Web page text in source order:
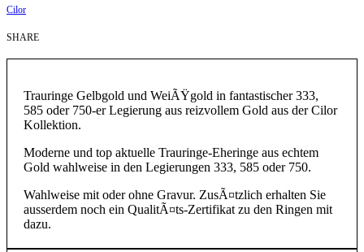
Cilor
SHARE
Trauringe Gelbgold und WeiÃŸgold in fantastischer 333,
585 oder 750-er Legierung aus reizvollem Gold aus der Cilor
Kollektion.
Moderne und top aktuelle Trauringe-Eheringe aus echtem
Gold wahlweise in den Legierungen 333, 585 oder 750.
Wahlweise mit oder ohne Gravur. ZusÃ¤tzlich erhalten Sie
ausserdem noch ein QualitÃ¤ts-Zertifikat zu den Ringen mit
dazu.